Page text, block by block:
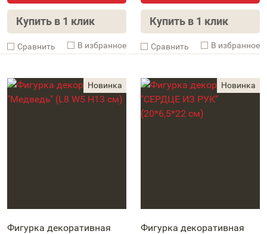
Купить в 1 клик
Cравнить В избранное
Купить в 1 клик
Cравнить В избранное
Фигурка декоративная
Фигурка декоративная